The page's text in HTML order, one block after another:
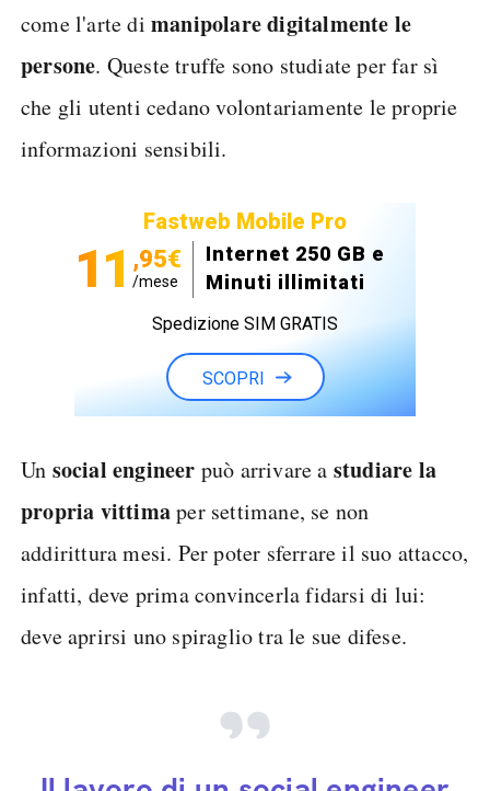
come l'arte di manipolare digitalmente le
persone. Queste truffe sono studiate per far sì
che gli utenti cedano volontariamente le proprie
informazioni sensibili.
Fastweb Mobile Pro
11 ,95€
/mese
Internet 250 GB e
Minuti illimitati
Spedizione SIM GRATIS
SCOPRI
Un social engineer può arrivare a studiare la
propria vittimaper settimane, se non
addirittura mesi. Per poter sferrare il suo attacco,
infatti, deve prima convincerla fidarsi di lui:
deve aprirsi uno spiraglio tra le sue difese.